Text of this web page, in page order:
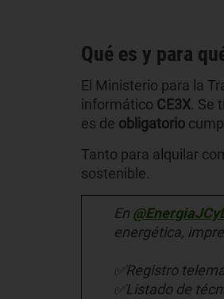
Qué es y para
El Ministerio para la
informático CE3X. Se
es de obligatorio
Tanto para alquilar
sostenible.
En
energética,
✅Registro
✅Listado de